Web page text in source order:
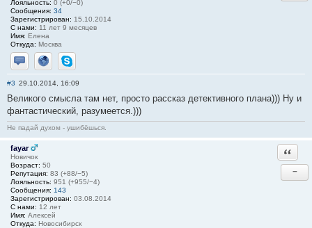
Лояльность: 0 (+0/−0)
Сообщения: 34
Зарегистрирован: 15.10.2014
С нами: 11 лет 9 месяцев
Имя: Елена
Откуда: Москва
Отправить личное сообщение
СайтSkype
#3 29.10.2014, 16:09
Великого смысла там нет, просто рассказ детективного плана))) Ну и
фантастический, разумеется.)))
Не падай духом - ушибёшься.
fayar
Новичок
Возраст: 50
Репутация: 83 (+88/−5)
Лояльность: 951 (+955/−4)
Сообщения: 143
Зарегистрирован: 03.08.2014
С нами: 12 лет
Имя: Алексей
Откуда: Новосибирск
−